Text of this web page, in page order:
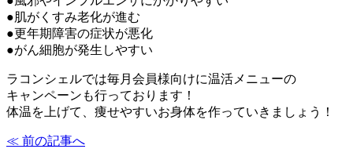
●肌がくすみ老化が進む
●更年期障害の症状が悪化
●がん細胞が発生しやすい
ラコンシェルでは毎月会員様向けに温活メニューの
キャンペーンも行っております！
体温を上げて、痩せやすいお身体を作っていきましょう！
≪ 前の記事へ